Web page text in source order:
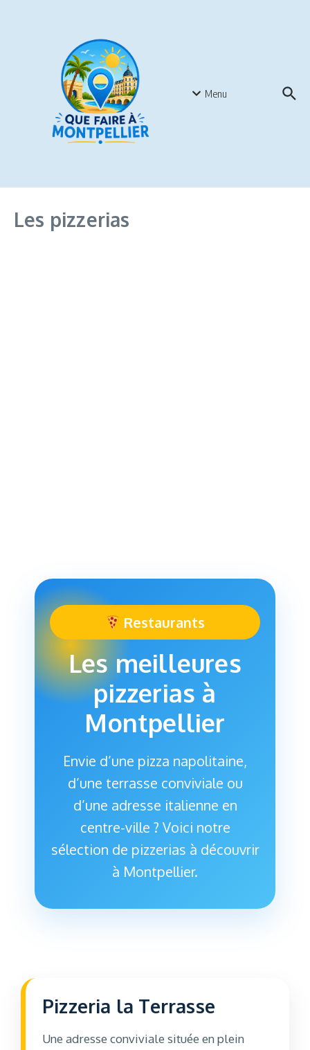
Menu
Les pizzerias
Restaurants
Les meilleures
pizzerias à
Montpellier
Envie d’une pizza napolitaine,
d’une terrasse conviviale ou
d’une adresse italienne en
centre-ville ? Voici notre
sélection de pizzerias à découvrir
à Montpellier.
Pizzeria la Terrasse
Une adresse conviviale située en plein